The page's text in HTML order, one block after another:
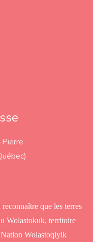
que les terres
Wolastokuk, territoire
Nation Wolastoqiyik